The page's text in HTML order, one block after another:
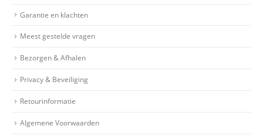
Garantie en klachten
Meest gestelde vragen
Bezorgen & Afhalen
Privacy & Beveiliging
Retourinformatie
Algemene Voorwaarden